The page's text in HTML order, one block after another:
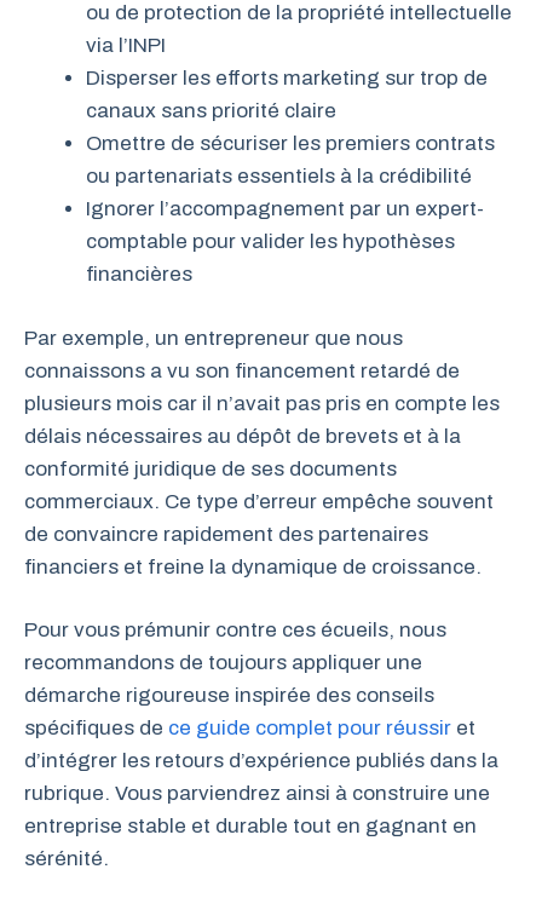
ou de protection de la propriété intellectuelle
via l’INPI
Disperser les efforts marketing sur trop de
canaux sans priorité claire
Omettre de sécuriser les premiers contrats
ou partenariats essentiels à la crédibilité
Ignorer l’accompagnement par un expert-
comptable pour valider les hypothèses
financières
Par exemple, un entrepreneur que nous
connaissons a vu son financement retardé de
plusieurs mois car il n’avait pas pris en compte les
délais nécessaires au dépôt de brevets et à la
conformité juridique de ses documents
commerciaux. Ce type d’erreur empêche souvent
de convaincre rapidement des partenaires
financiers et freine la dynamique de croissance.
Pour vous prémunir contre ces écueils, nous
recommandons de toujours appliquer une
démarche rigoureuse inspirée des conseils
spécifiques de ce guide complet pour réussir et
d’intégrer les retours d’expérience publiés dans la
rubrique. Vous parviendrez ainsi à construire une
entreprise stable et durable tout en gagnant en
sérénité.